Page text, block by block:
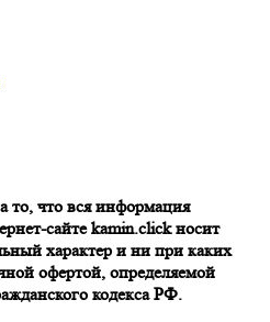
что вся информация
сайте kamin.click носит
характер и ни при каких
офертой, определяемой
кодекса РФ.